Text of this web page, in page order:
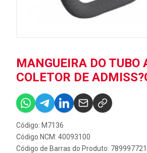
MANGUEIRA DO TUBO
COLETOR DE
Código: M7136
Código NCM: 40093100
Código de Barras do Produto: